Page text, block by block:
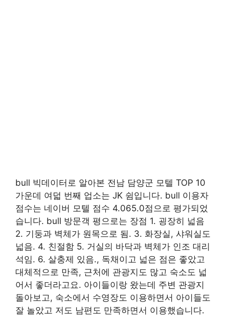
bull 빅데이터로 알아본 전남 담양군 모텔 TOP 10
가운데 여덟 번째 업소는 JK 쉼입니다. bull 이용자
점수는 네이버 모텔 점수 4.065.0점으로 평가되었
습니다. bull 방문객 평으로는 장점 1. 굉장히 넓음
2. 기둥과 벽체가 원목으로 됨. 3. 화장실, 샤워실도
넓음. 4. 친절함 5. 거실의 바닥과 벽체가 인조 대리
석임. 6. 살충제 있음., 독채이고 넓은 점은 좋았고
대체적으로 만족, 근처에 관광지도 많고 숙소도 넓
어서 좋더라고요. 아이들이랑 왔는데 주변 관광지
돌아보고, 숙소에서 수영장도 이용하면서 아이들도
잘 놀았고 저도 남편도 만족하면서 이용했습니다.